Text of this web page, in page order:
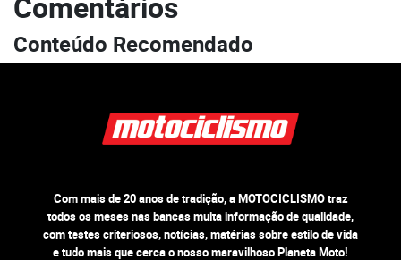
Conteúdo Recomendado
Com mais de 20 anos de tradição, a MOTOCICLISMO traz
todos os meses nas bancas muita informação de qualidade,
com testes criteriosos, notícias, matérias sobre estilo de vida
e tudo mais que cerca o nosso maravilhoso Planeta Moto!